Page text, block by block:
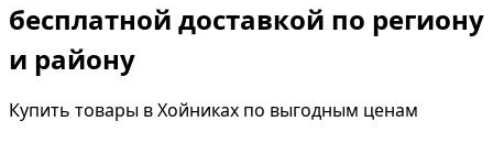
бесплатной доставкой по региону
и району
Купить товары в Хойниках по выгодным ценам